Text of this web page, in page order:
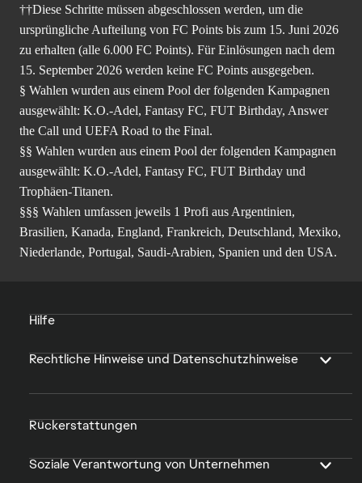
††Diese Schritte müssen abgeschlossen werden, um die
ursprüngliche Aufteilung von FC Points bis zum 15. Juni 2026
zu erhalten (alle 6.000 FC Points). Für Einlösungen nach dem
15. September 2026 werden keine FC Points ausgegeben.
§ Wahlen wurden aus einem Pool der folgenden Kampagnen
ausgewählt: K.O.-Adel, Fantasy FC, FUT Birthday, Answer
the Call und UEFA Road to the Final.
§§ Wahlen wurden aus einem Pool der folgenden Kampagnen
ausgewählt: K.O.-Adel, Fantasy FC, FUT Birthday und
Trophäen-Titanen.
§§§ Wahlen umfassen jeweils 1 Profi aus Argentinien,
Brasilien, Kanada, England, Frankreich, Deutschland, Mexiko,
Niederlande, Portugal, Saudi-Arabien, Spanien und den USA.
Hilfe
Rechtliche Hinweise und Datenschutzhinweise
Rückerstattungen
Soziale Verantwortung von Unternehmen